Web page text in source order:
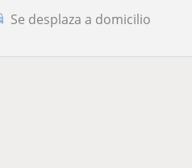
Se desplaza a domicilio